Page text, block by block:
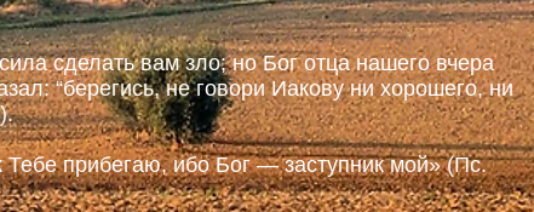
сделать вам зло; но Бог отца нашего вчера
“берегись, не говори Иакову ни хорошего, ни
прибегаю, ибо Бог — заступник мой» (Пс.